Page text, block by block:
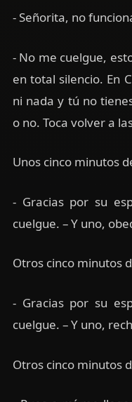
- Señorita, no
- No me cuelgue,
en total silencio. En
ni nada y tú no
o no. Toca volver a
Unos cinco minutos
- Gracias por su
cuelgue. – Y uno,
Otros cinco minutos
- Gracias por su
cuelgue. – Y uno,
Otros cinco minutos